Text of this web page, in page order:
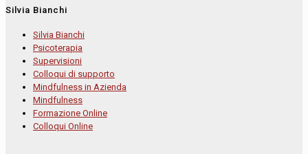
Silvia Bianchi
Silvia Bianchi
Psicoterapia
Supervisioni
Colloqui di supporto
Mindfulness in Azienda
Mindfulness
Formazione Online
Colloqui Online